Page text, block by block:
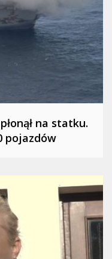
na statku.
pojazdów